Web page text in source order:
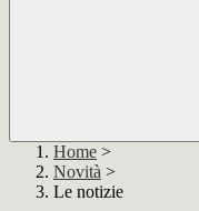
Home >
Novità >
Le notizie